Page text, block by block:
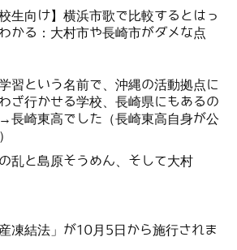
校生向け】横浜市歌で比較するとはっ
かる：大村市や長崎市がダメな点
習という名前で、沖縄の活動拠点に
ざ行かせる学校、長崎県にもあるの
長崎東高でした（長崎東高自身が公
乱と島原そうめん、そして大村
産凍結法」が10月5日から施行されま